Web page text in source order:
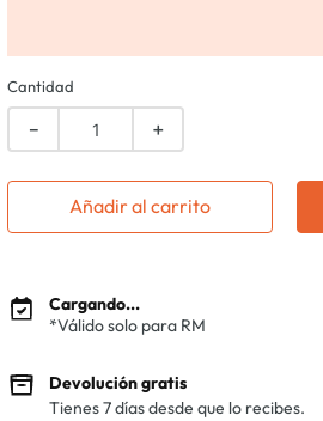
Cantidad
＋
－
Añadir al carrito
Cargando...
*Válido solo para RM
Devolución gratis
Tienes 7 días desde que lo recibes.